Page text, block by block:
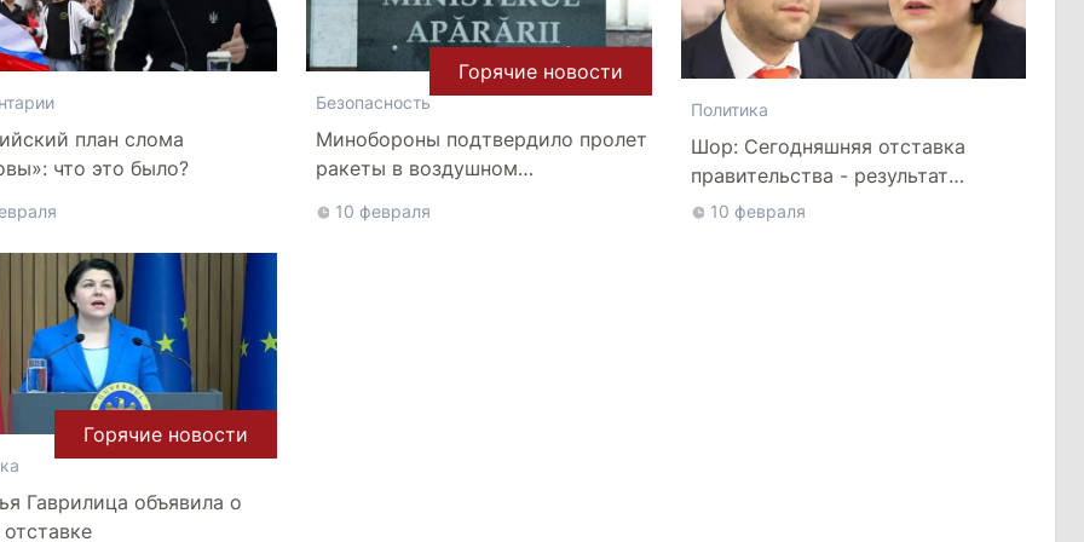
план слома
что это было?
Горячие новости
Безопасность
Минобороны подтвердило пролет
ракеты в воздушном
10 февраля
Политика
Шор: Сегодняшняя отставка
правительства - результат
протестного движения
10 февраля
Горячие новости
Гаврилица объявила о